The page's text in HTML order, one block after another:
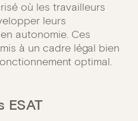
où les travailleurs
leurs
autonomie. Ces
à un cadre légal bien
optimal.
ESAT